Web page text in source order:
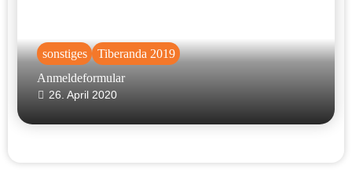
sonstiges
Tiberanda 2019
Anmeldeformular
26. April 2020